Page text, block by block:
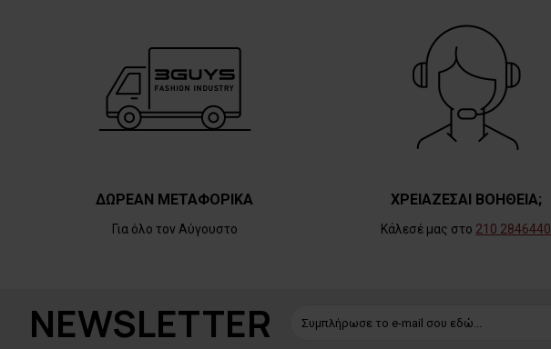
ΔΩΡΕΑΝ ΜΕΤΑΦΟΡΙΚΑ
Για όλο τον Αύγουστο
ΧΡΕΙΑΖΕΣΑΙ ΒΟΗΘΕΙΑ;
Κάλεσέ μας στο 210 2846440
NEWSLETTER